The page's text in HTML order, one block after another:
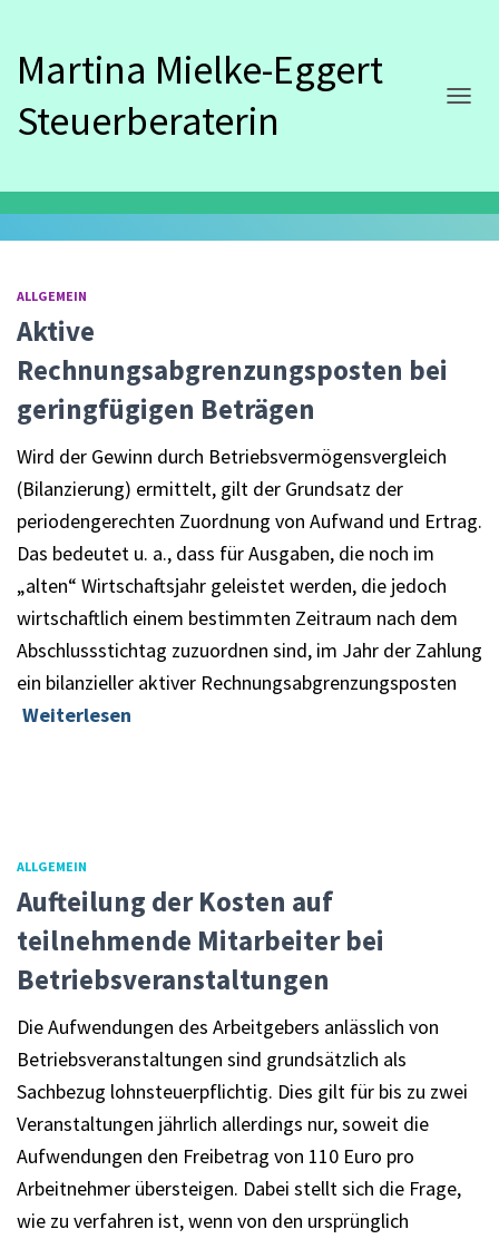
Martina Mielke-Eggert
Steuerberaterin
ALLGEMEIN
Aktive
Rechnungsabgrenzungsposten bei
geringfügigen Beträgen
Wird der Gewinn durch Betriebsvermögensvergleich
(Bilanzierung) ermittelt, gilt der Grundsatz der
periodengerechten Zuordnung von Aufwand und Ertrag.
Das bedeutet u. a., dass für Ausgaben, die noch im
„alten“ Wirtschaftsjahr geleistet werden, die jedoch
wirtschaftlich einem bestimmten Zeitraum nach dem
Abschlussstichtag zuzuordnen sind, im Jahr der Zahlung
ein bilanzieller aktiver Rechnungsabgrenzungsposten
Weiterlesen
ALLGEMEIN
Aufteilung der Kosten auf
teilnehmende Mitarbeiter bei
Betriebsveranstaltungen
Die Aufwendungen des Arbeitgebers anlässlich von
Betriebsveranstaltungen sind grundsätzlich als
Sachbezug lohnsteuerpflichtig. Dies gilt für bis zu zwei
Veranstaltungen jährlich allerdings nur, soweit die
Aufwendungen den Freibetrag von 110 Euro pro
Arbeitnehmer übersteigen. Dabei stellt sich die Frage,
wie zu verfahren ist, wenn von den ursprünglich